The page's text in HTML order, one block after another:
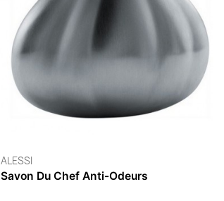
ALESSI
Doseur À Spaghettis Voile